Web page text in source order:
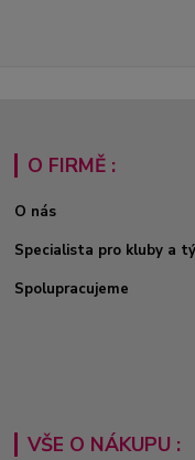
O FIRMĚ :
O nás
Specialista pro kluby a
Spolupracujeme
VŠE O NÁKUPU :